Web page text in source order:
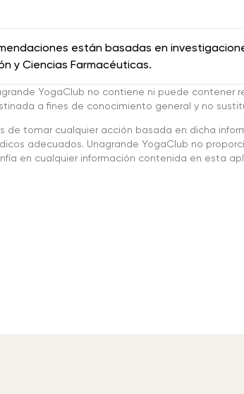
están basadas en
y Ciencias Farmacéuticas.
YogaClub no contiene ni puede contener
a fines de conocimiento general y no
de tomar cualquier acción basada en dicha
adecuados. Unagrande YogaClub no
en cualquier información contenida en esta